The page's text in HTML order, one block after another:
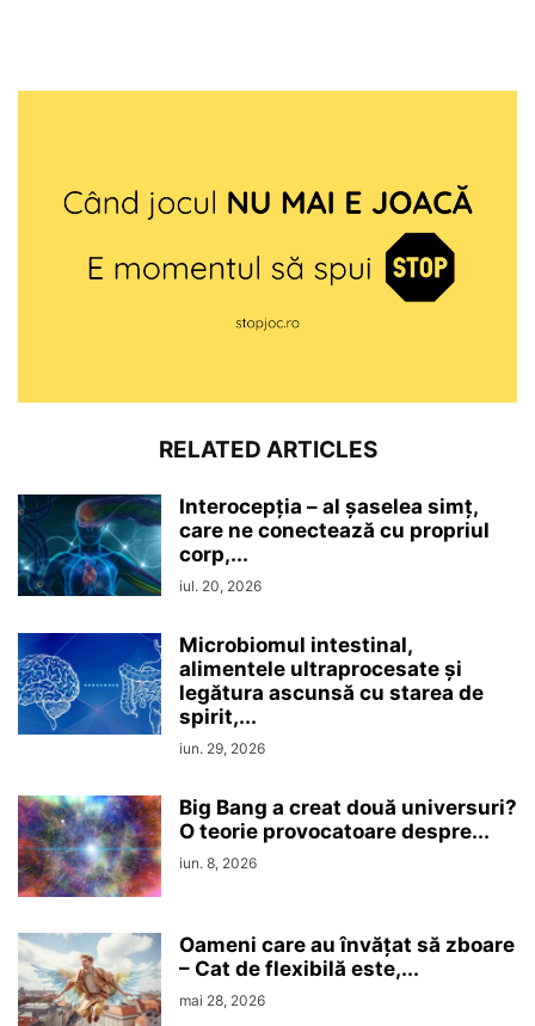
RELATED ARTICLES
Interocepţia – al șaselea simț,
care ne conectează cu propriul
corp,...
iul. 20, 2026
Microbiomul intestinal,
alimentele ultraprocesate şi
legătura ascunsă cu starea de
spirit,...
iun. 29, 2026
Big Bang a creat două universuri?
O teorie provocatoare despre...
iun. 8, 2026
Oameni care au învățat să zboare
– Cat de flexibilă este,...
mai 28, 2026